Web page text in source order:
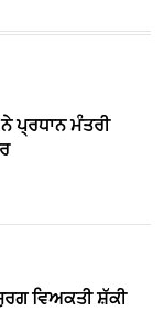
ਪ੍ਰਧਾਨ ਮੰਤਰੀ
ਵਿਅਕਤੀ ਸ਼ੱਕੀ